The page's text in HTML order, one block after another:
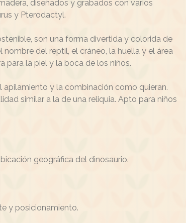
diseñados y grabados con varios
y Pterodactyl.
son una forma divertida y colorida de
del reptil, el cráneo, la huella y el área
para la piel y la boca de los niños.
y la combinación como quieran.
similar a la de una reliquia. Apto para niños
geográfica del dinosaurio.
y posicionamiento.